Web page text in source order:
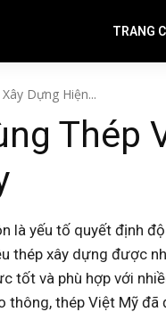
TRANG
Dựng Hiện...
Thép
là yếu tố quyết định
thép xây dựng được
tốt và phù hợp với
thông, thép Việt Mỹ